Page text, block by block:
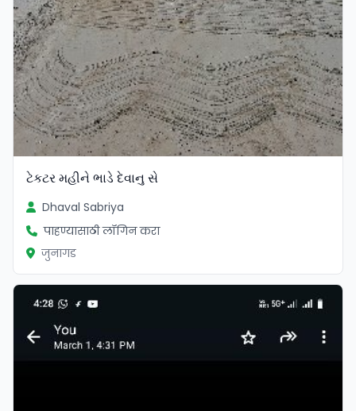
ટેકટર મહીને ભાડે દેવાનુ સે
Dhaval Sabriya
पाहण्यासाठी लॉगिन करा
जुनागड